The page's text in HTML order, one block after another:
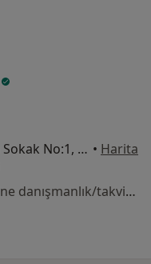
Altunizade Mahallesi Yurtcan Sokak No:1, Üsküdar • Harita
Bu uzman ilgili adres için online danışmanlık/takvim sunmuyor.